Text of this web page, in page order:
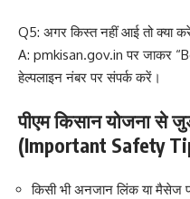
Q5: अगर किस्त नहीं आई तो क्या
A: pmkisan.gov.in पर जाकर
हेल्पलाइन नंबर पर संपर्क करें।
पीएम किसान योजना से
(Important Safety
किसी भी अनजान लिंक या मैसेज